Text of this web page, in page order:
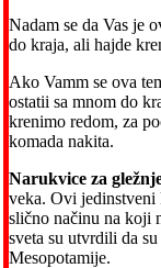
Nadam se da Vas je
do kraja, ali hajde
Ako Vamm se ova
ostatii sa mnom do
krenimo redom, za
komada nakita.
Narukvice za
veka. Ovi jedinstveni
slično načinu na koji
sveta su utvrdili da
Mesopotamije.